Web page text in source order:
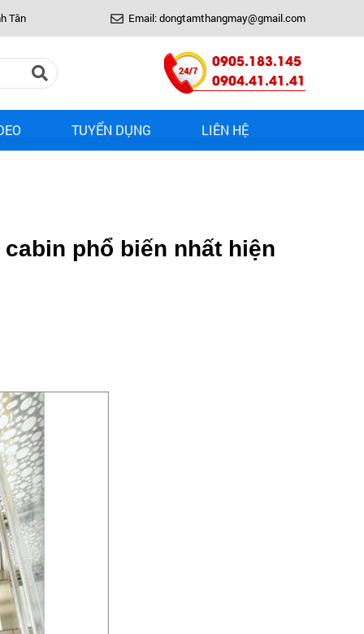
Tân Email: dongtamthangmay@gmail.com
0905.183.145
0904.41.41.41
TUYỂN DỤNG LIÊN HỆ
phổ biến nhất hiện